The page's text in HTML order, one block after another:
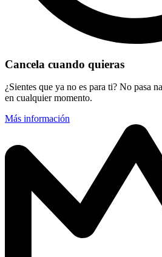
Cancela cuando quieras
¿Sientes que ya no es para ti? No pasa
en cualquier momento.
Más información